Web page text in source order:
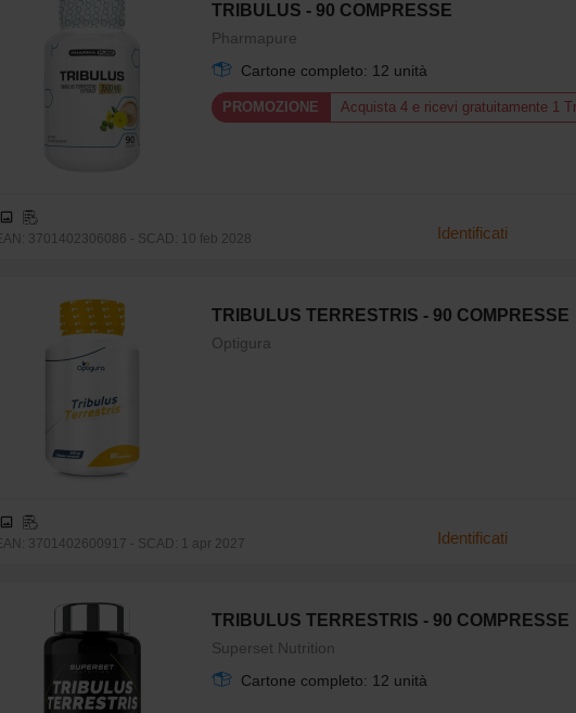
TRIBULUS - 90 COMPRESSE
Pharmapure
Cartone completo: 12 unità
PROMOZIONE Acquista 4 e ricevi gratuitamente 1
3701402306086 - SCAD: 10 feb 2028 Identificati
TRIBULUS TERRESTRIS - 90 COMPRESSE
Optigura
3701402600917 - SCAD: 1 apr 2027 Identificati
TRIBULUS TERRESTRIS - 90 COMPRESSE
Superset Nutrition
Cartone completo: 12 unità